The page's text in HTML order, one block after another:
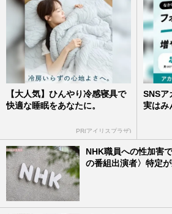
【大人気】ひんやり冷感寝具で
快適な睡眠をあなたに。
PR(アイリスプラザ)
SNSア
実はみ
NHK職員への性加害
の番組出演者〉特定